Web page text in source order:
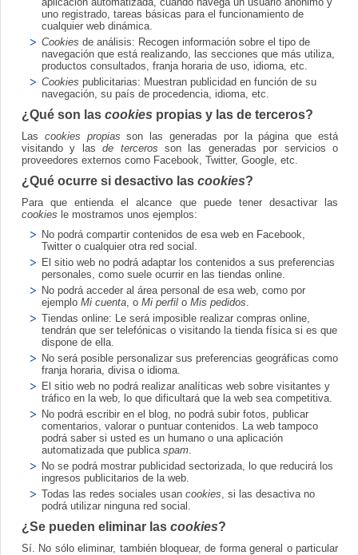
uno registrado, tareas básicas para el funcionamiento de
cualquier web dinámica.
Cookies de análisis: Recogen información sobre el tipo de
navegación que está realizando, las secciones que más utiliza,
productos consultados, franja horaria de uso, idioma, etc.
Cookies publicitarias: Muestran publicidad en función de su
navegación, su país de procedencia, idioma, etc.
¿Qué son las cookies propias y las de terceros?
Las cookies propias son las generadas por la página que está
visitando y lasde terceros son las generadas por servicios o
proveedores externos como Facebook, Twitter, Google, etc.
¿Qué ocurre si desactivo las cookies?
Para que entienda el alcance que puede tener desactivar las
cookies le mostramos unos ejemplos:
No podrá compartir contenidos de esa web en Facebook,
Twitter o cualquier otra red social.
El sitio web no podrá adaptar los contenidos a sus preferencias
personales, como suele ocurrir en las tiendas online.
No podrá acceder al área personal de esa web, como por
ejemplo Mi cuenta, o Mi perfil o Mis pedidos.
Tiendas online: Le será imposible realizar compras online,
tendrán que ser telefónicas o visitando la tienda física si es que
dispone de ella.
No será posible personalizar sus preferencias geográficas como
franja horaria, divisa o idioma.
El sitio web no podrá realizar analíticas web sobre visitantes y
tráfico en la web, lo que dificultará que la web sea competitiva.
No podrá escribir en el blog, no podrá subir fotos, publicar
comentarios, valorar o puntuar contenidos. La web tampoco
podrá saber si usted es un humano o una aplicación
automatizada que publica spam.
No se podrá mostrar publicidad sectorizada, lo que reducirá los
ingresos publicitarios de la web.
Todas las redes sociales usan cookies, si las desactiva no
podrá utilizar ninguna red social.
¿Se pueden eliminar las cookies?
Sí. No sólo eliminar, también bloquear, de forma general o particular